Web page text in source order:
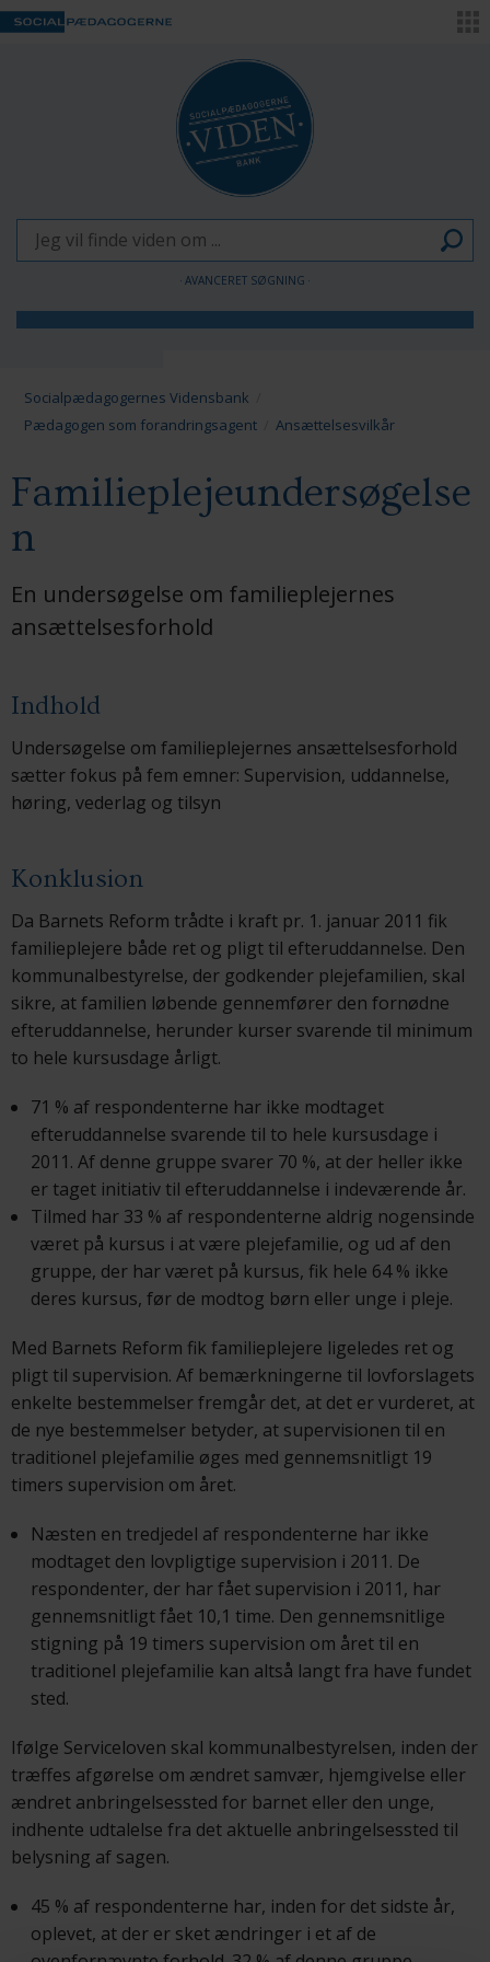
AVANCERET SØGNING
Voksne
Socialpædagogernes Vidensbank
Pædagogen som forandringsagent
Ansættelsesvilkår
Familieplejeundersøgelse
n
En undersøgelse om familieplejernes
ansættelsesforhold
Indhold
Undersøgelse om familieplejernes ansættelsesforhold
sætter fokus på fem emner: Supervision, uddannelse,
høring, vederlag og tilsyn
Konklusion
Da Barnets Reform trådte i kraft pr. 1. januar 2011 fik
familieplejere både ret og pligt til efteruddannelse. Den
kommunalbestyrelse, der godkender plejefamilien, skal
sikre, at familien løbende gennemfører den fornødne
efteruddannelse, herunder kurser svarende til minimum
to hele kursusdage årligt.
71 % af respondenterne har ikke modtaget
efteruddannelse svarende til to hele kursusdage i
2011. Af denne gruppe svarer 70 %, at der heller ikke
er taget initiativ til efteruddannelse i indeværende år.
Tilmed har 33 % af respondenterne aldrig nogensinde
været på kursus i at være plejefamilie, og ud af den
gruppe, der har været på kursus, fik hele 64 % ikke
deres kursus, før de modtog børn eller unge i pleje.
Med Barnets Reform fik familieplejere ligeledes ret og
pligt til supervision. Af bemærkningerne til lovforslagets
enkelte bestemmelser fremgår det, at det er vurderet, at
de nye bestemmelser betyder, at supervisionen til en
traditionel plejefamilie øges med gennemsnitligt 19
timers supervision om året.
Næsten en tredjedel af respondenterne har ikke
modtaget den lovpligtige supervision i 2011. De
respondenter, der har fået supervision i 2011, har
gennemsnitligt fået 10,1 time. Den gennemsnitlige
stigning på 19 timers supervision om året til en
traditionel plejefamilie kan altså langt fra have fundet
sted.
Ifølge Serviceloven skal kommunalbestyrelsen, inden der
træffes afgørelse om ændret samvær, hjemgivelse eller
ændret anbringelsessted for barnet eller den unge,
indhente udtalelse fra det aktuelle anbringelsessted til
belysning af sagen.
45 % af respondenterne har, inden for det sidste år,
oplevet, at der er sket ændringer i et af de